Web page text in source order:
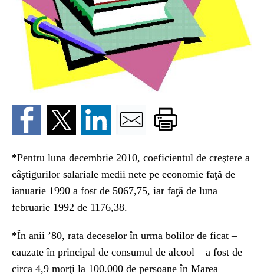
*Pentru luna decembrie 2010, coeficientul de creştere a
câştigurilor salariale medii nete pe economie faţă de
ianuarie 1990 a fost de 5067,75, iar faţă de luna
februarie 1992 de 1176,38.
*În anii ’80, rata deceselor în urma bolilor de ficat –
cauzate în principal de consumul de alcool – a fost de
circa 4,9 morţi la 100.000 de persoane în Marea